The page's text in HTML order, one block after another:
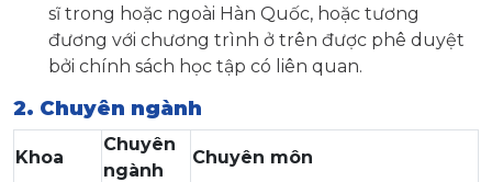
sĩ trong hoặc ngoài Hàn Quốc, hoặc tương
đương với chương trình ở trên được phê duyệt
bởi chính sách học tập có liên quan.
2. Chuyên ngành
Khoa
Chuyên
ngành
Chuyên môn